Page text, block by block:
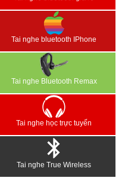
Tai nghe bluetooth IPhone
Tai nghe Bluetooth Remax
Tai nghe học trực tuyến
Tai nghe True Wireless